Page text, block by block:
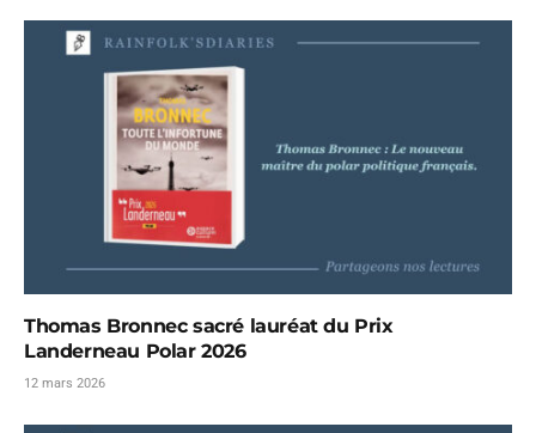
Thomas Bronnec sacré lauréat du Prix
Landerneau Polar 2026
12 mars 2026